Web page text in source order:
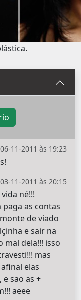
06-11-2011 às 19:23
03-11-2011 às 20:15
né!!!
as contas
de viado
e sair na
mal dela!!! isso
mas
elas
sao as +
aeee